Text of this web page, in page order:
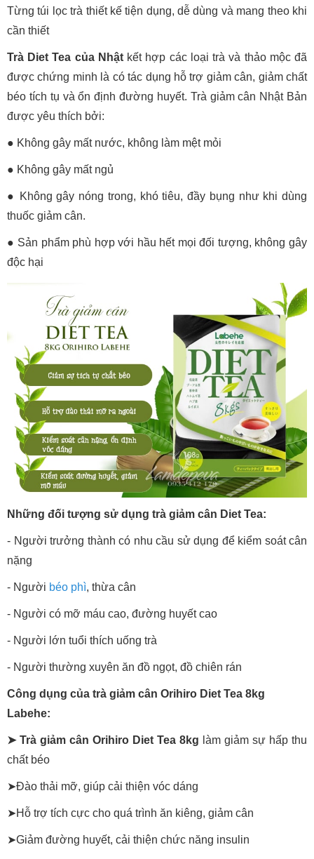
Từng túi lọc trà thiết kế tiện dụng, dễ dùng và mang theo khi
cần thiết
Trà Diet Tea của Nhậtkết hợp các loại trà và thảo mộc đã
được chứng minh là có tác dụng hỗ trợ giảm cân, giảm chất
béo tích tụ và ổn định đường huyết. Trà giảm cân Nhật Bản
được yêu thích bởi:
● Không gây mất nước, không làm mệt mỏi
● Không gây mất ngủ
●
Không gây nóng trong, khó tiêu, đầy bụng như khi dùng
thuốc giảm cân.
● Sản phẩm phù hợp với hầu hết mọi đối tượng, không gây
độc hại
Những đối tượng sử dụng trà giảm cân Diet Tea:
- Người trưởng thành có nhu cầu sử dụng để kiểm soát cân
nặng
- Người béo phì, thừa cân
- Người có mỡ máu cao, đường huyết cao
- Người lớn tuổi thích uống trà
- Người thường xuyên ăn đồ ngọt, đồ chiên rán
Công dụng của trà giảm cân Orihiro Diet Tea 8kg
Labehe:
➤ Trà giảm cân Orihiro Diet Tea 8kg làm giảm sự hấp thu
chất béo
➤Đào thải mỡ, giúp cải thiện vóc dáng
➤Hỗ trợ tích cực cho quá trình ăn kiêng, giảm cân
➤Giảm đường huyết, cải thiện chức năng insulin